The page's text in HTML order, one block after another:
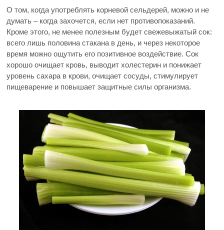
О том, когда употреблять корневой сельдерей, можно и не
думать – когда захочется, если нет противопоказаний.
Кроме этого, не менее полезным будет свежевыжатый сок:
всего лишь половина стакана в день, и через некоторое
время можно ощутить его позитивное воздействие. Сок
хорошо очищает кровь, выводит холестерин и понижает
уровень сахара в крови, очищает сосуды, стимулирует
пищеварение и повышает защитные силы организма.